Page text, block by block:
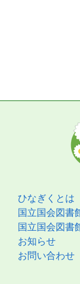
ひなぎくとは
国立国会図書
国立国会図書
お知らせ
お問い合わせ